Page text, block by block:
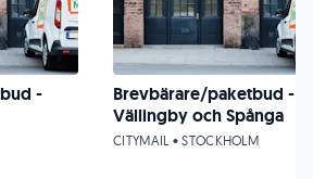
-
Brevbärare/paketbud -
Vällingby och Spånga
CITYMAIL • STOCKHOLM